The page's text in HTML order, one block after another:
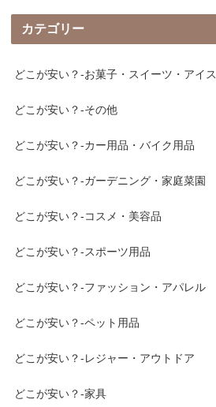
カテゴリー
どこが安い？-お菓子・スイーツ・アイス
どこが安い？-その他
どこが安い？-カー用品・バイク用品
どこが安い？-ガーデニング・家庭菜園
どこが安い？-コスメ・美容品
どこが安い？-スポーツ用品
どこが安い？-ファッション・アパレル
どこが安い？-ペット用品
どこが安い？-レジャー・アウトドア
どこが安い？-家具